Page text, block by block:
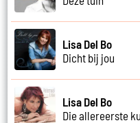
Lisa Del Bo
Dicht bij jou
Lisa Del Bo
Die allereerste